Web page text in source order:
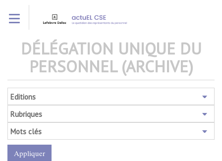
contenu
DÉLÉGATION UNIQUE DU
PERSONNEL (ARCHIVE)
Editions
Rubriques
Mots clés